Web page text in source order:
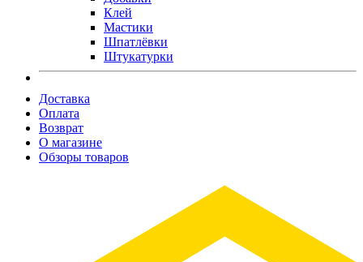
Клей
Мастики
Шпатлёвки
Штукатурки
Доставка
Оплата
Возврат
О магазине
Обзоры товаров